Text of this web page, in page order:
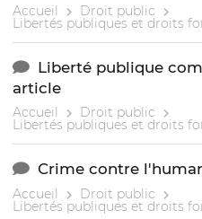
Accueil Droit public
Libertés publiques et droits
Liberté publique
article
Accueil Droit public
Libertés publiques et droits
Crime contre
Accueil Droit public
Libertés publiques et droits